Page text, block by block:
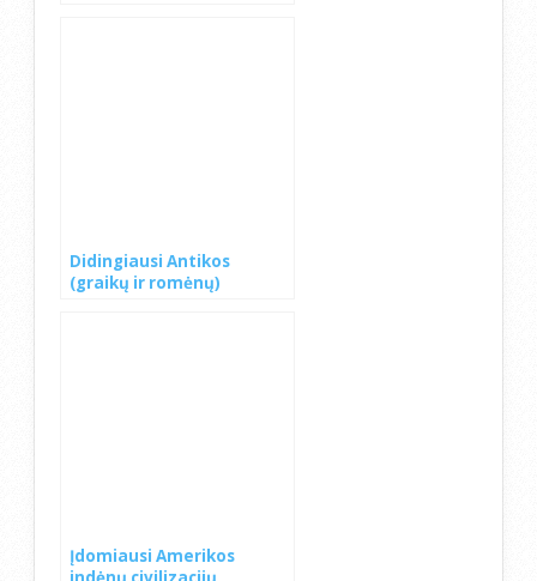
Didingiausi Antikos
(graikų ir romėnų)
Įdomiausi Amerikos